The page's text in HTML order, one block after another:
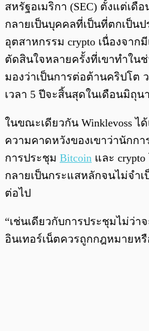
สหรัฐอเมริกา (SEC) ตั้งแต่เดื
กลายเป็นบุคคลที่เป็นที่ตกเป็นป
อุตสาหกรรม crypto เนื่องจา
ตัดสินใจหลายครั้งที่เขาทำใน
มองว่าเป็นการต่อต้านคริปโต
เวลา 5 ปีจะสิ้นสุดในเดือนมิถุน
ในขณะเดียวกัน Winklevoss
ความคาดหวังของเขาว่านักกา
การประชุม Bitcoin และ crypto
กลายเป็นกระแสหลักจนไม่จำเ
ต่อไป
“เช่นเดียวกับการประชุมไม่ว่า
อินเทอร์เน็ตควรถูกกฎหมายห